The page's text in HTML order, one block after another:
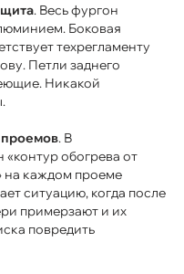
. Весь фургон
Боковая
техрегламенту
Петли заднего
Никакой
. В
обогрева от
на каждом проеме
ситуацию, когда после
примерзают и их
повредить